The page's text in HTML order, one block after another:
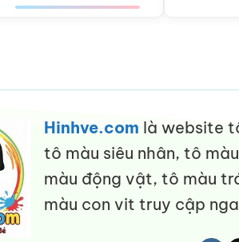
Hinhve.com là website
tô màu siêu nhân, tô
màu động vật, tô màu
màu con vit truy cập